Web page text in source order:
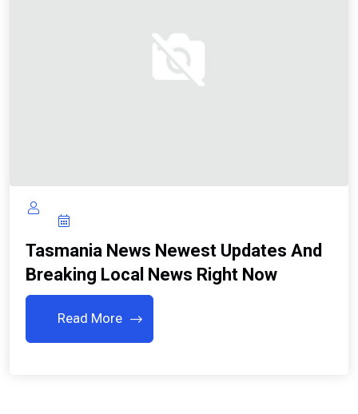
Tasmania News Newest Updates And
Breaking Local News Right Now
Read More